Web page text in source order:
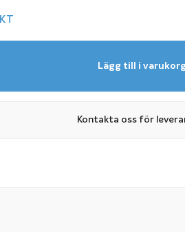
Lägg till i
Kontakta oss för